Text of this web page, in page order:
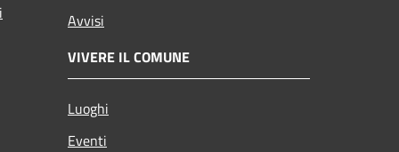
Avvisi
VIVERE IL COMUNE
Luoghi
Eventi